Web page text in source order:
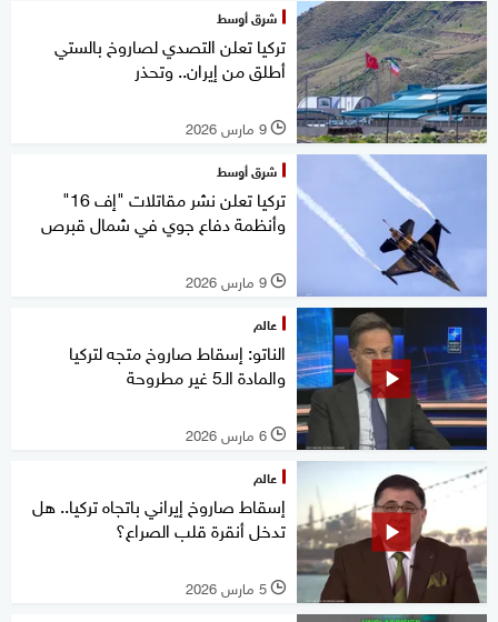
شرق أوسط
تركيا تعلن التصدي لصاروخ بالستي
أطلق من إيران.. وتحذر
l 9 مارس 2026
شرق أوسط
تركيا تعلن نشر مقاتلات "إف 16"
وأنظمة دفاع جوي في شمال قبرص
l 9 مارس 2026
عالم
الناتو: إسقاط صاروخ متجه لتركيا
والمادة الـ5 غير مطروحة
l 6 مارس 2026
عالم
إسقاط صاروخ إيراني باتجاه تركيا.. هل
تدخل أنقرة قلب الصراع؟
l 5 مارس 2026